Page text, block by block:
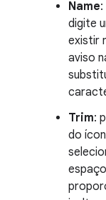
Name
digite
existir
aviso
Trim:
do